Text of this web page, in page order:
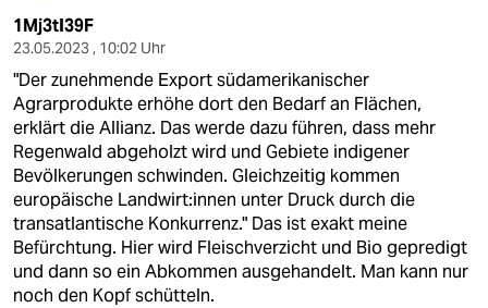
1Mj3tI39F
23.05.2023 , 10:02 Uhr
"Der zunehmende Export südamerikanischer
Agrarprodukte erhöhe dort den Bedarf an Flächen,
erklärt die Allianz. Das werde dazu führen, dass mehr
Regenwald abgeholzt wird und Gebiete indigener
Bevölkerungen schwinden. Gleichzeitig kommen
europäische Land­wir­t:in­nen unter Druck durch die
transatlantische Konkurrenz." Das ist exakt meine
Befürchtung. Hier wird Fleischverzicht und Bio gepredigt
und dann so ein Abkommen ausgehandelt. Man kann nur
noch den Kopf schütteln.